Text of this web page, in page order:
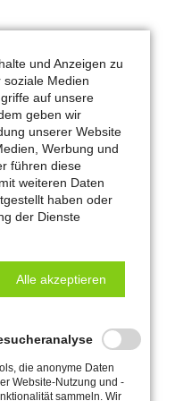
Ready and
can completely
project using one of our
to create
und Anzeigen zu
Medien
auf unsere
geben wir
unserer Website
Werbung und
führen diese
weiteren Daten
haben oder
der Dienste
Alle akzeptieren
die anonyme Daten
Website-Nutzung und -
sammeln. Wir